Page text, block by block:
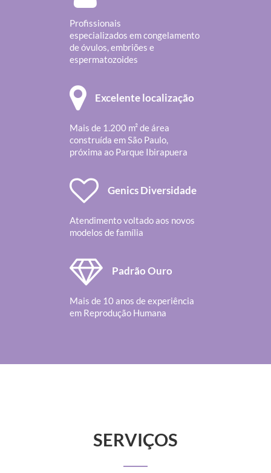
Profissionais
especializados em congelamento
de óvulos, embriões e
espermatozoides
Excelente localização
Mais de 1.200 m² de área
construída em São Paulo,
próxima ao Parque Ibirapuera
Genics Diversidade
Atendimento voltado aos novos
modelos de família
Padrão Ouro
Mais de 10 anos de experiência
em Reprodução Humana
SERVIÇOS